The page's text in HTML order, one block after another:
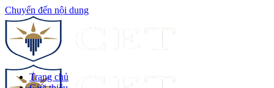
Chuyển đến nội dung
Trang chủ